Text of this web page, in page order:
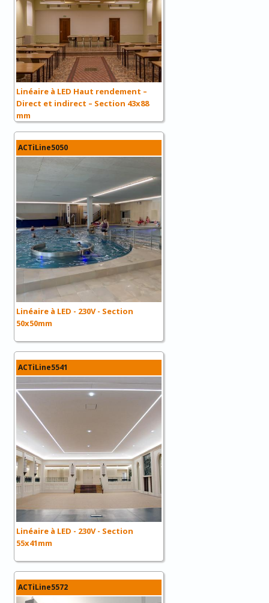
Linéaire à LED Haut rendement –
Direct et indirect – Section 43x88
mm
ACTiLine5050
Linéaire à LED - 230V - Section
50x50mm
ACTiLine5541
Linéaire à LED - 230V - Section
55x41mm
ACTiLine5572